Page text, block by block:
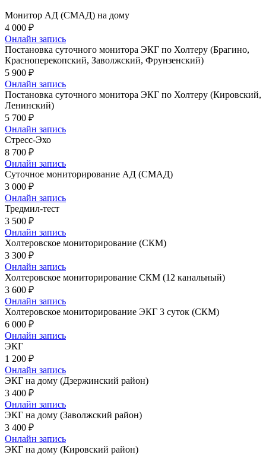
Монитор АД (СМАД) на дому
4 000 ₽
Онлайн запись
Постановка суточного монитора ЭКГ по Холтеру (Брагино,
Красноперекопский, Заволжский, Фрунзенский)
5 900 ₽
Онлайн запись
Постановка суточного монитора ЭКГ по Холтеру (Кировский,
Ленинский)
5 700 ₽
Онлайн запись
Стресс-Эхо
8 700 ₽
Онлайн запись
Суточное мониторирование АД (СМАД)
3 000 ₽
Онлайн запись
Тредмил-тест
3 500 ₽
Онлайн запись
Холтеровское мониторирование (СКМ)
3 300 ₽
Онлайн запись
Холтеровское мониторирование СКМ (12 канальный)
3 600 ₽
Онлайн запись
Холтеровское мониторирование ЭКГ 3 суток (СКМ)
6 000 ₽
Онлайн запись
ЭКГ
1 200 ₽
Онлайн запись
ЭКГ на дому (Дзержинский район)
3 400 ₽
Онлайн запись
ЭКГ на дому (Заволжский район)
3 400 ₽
Онлайн запись
ЭКГ на дому (Кировский район)